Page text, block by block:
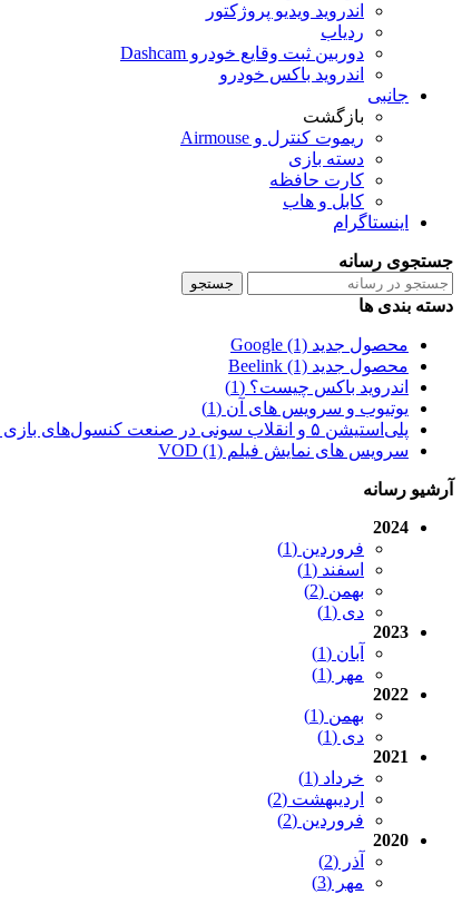
اندروید ویدیو پروژکتور
ردیاب
دوربین ثبت وقایع خودرو Dashcam
اندروید باکس خودرو
جانبی
بازگشت
ریموت کنترل و Airmouse
دسته بازی
کارت حافظه
کابل و هاب
اینستاگرام
جستجوی رسانه
جستجو
دسته بندی ها
محصول جدید Google (1)
محصول جدید Beelink (1)
اندروید باکس چیست؟ (1)
یوتیوب و سرویس های آن (1)
پلی‌استیشن ۵ و انقلاب سونی در صنعت کنسول‌های بازی (1)
سرویس های نمایش فیلم VOD (1)
آرشیو رسانه
2024
فروردین (1)
اسفند (1)
بهمن (2)
دی (1)
2023
آبان (1)
مهر (1)
2022
بهمن (1)
دی (1)
2021
خرداد (1)
اردیبهشت (2)
فروردین (2)
2020
آذر (2)
مهر (3)